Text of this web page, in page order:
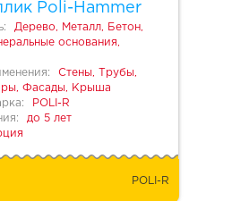
Poli-Hammer
Дерево, Металл, Бетон,
основания,
Стены, Трубы,
Фасады, Крыша
POLI-R
до 5 лет
POLI-R